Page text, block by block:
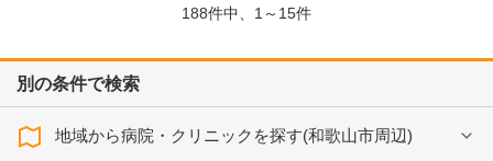
188件中、 1～15件
別の条件で検索
地域から病院・クリニックを探す(和歌山市周辺)